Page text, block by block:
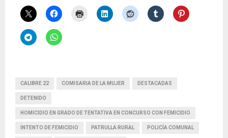
CALIBRE 22 COMISARIA DE LA MUJER DESTACADAS
DETENIDO
HOMICIDIO EN GRADO DE TENTATIVA EN CONCURSO CON FEMICIDIO
INTENTO DE FEMICIDIO PATRULLA RURAL POLICÍA COMUNAL